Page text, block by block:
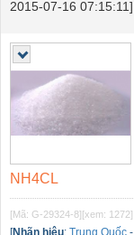
2015-07-16 07:15:11]
NH4CL
[Mã: G-29324-8][xem: 1272]
[Nhãn hiệu: Trung Quốc -